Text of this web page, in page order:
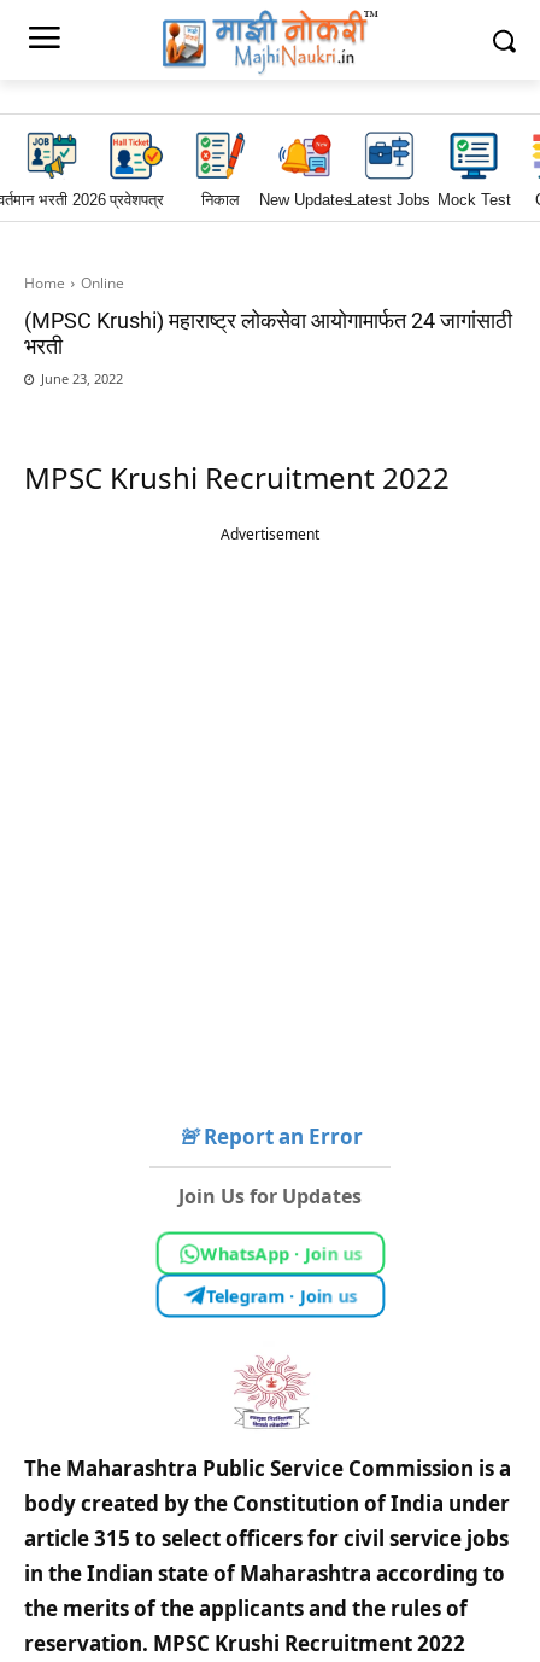
भरती 2026प्रवेशपत्र निकाल New UpdatesLatest Jobs Mock Test
Home Online
(MPSC Krushi) महाराष्ट्र लोकसेवा आयोगामार्फत 24 जागांसाठी
भरती
June 23, 2022
MPSC Krushi Recruitment 2022
Advertisement
🚨Report an Error
Join Us for Updates
WhatsApp · Join us
Telegram · Join us
The Maharashtra Public Service Commission is a
body created by the Constitution of India under
article 315 to select officers for civil service jobs
in the Indian state of Maharashtra according to
the merits of the applicants and the rules of
reservation. MPSC Krushi Recruitment 2022